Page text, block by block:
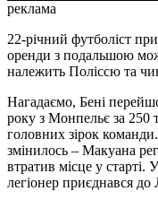
реклама
22-річний футболіст
оренди з подальшою
належить Поліссю та
Нагадаємо, Бені
року з Монпельє за 250
головних зірок
змінилось – Макуана
втратив місце у старті.
легіонер приєднався